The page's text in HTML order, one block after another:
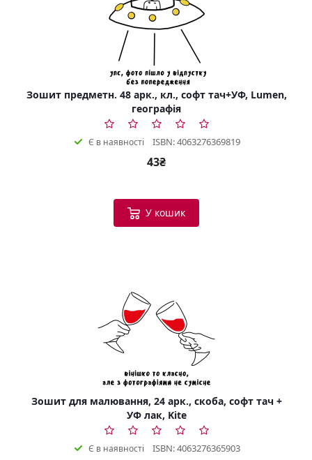
Зошит предметн. 48 арк., кл., софт тач+УФ, Lumen,
географія
Є в наявності ISBN: 4063276369819
43₴
У кошик
Зошит для малювання, 24 арк., скоба, софт тач +
УФ лак, Kite
Є в наявності ISBN: 4063276365903